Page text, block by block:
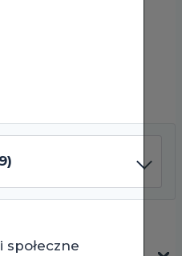
społeczne